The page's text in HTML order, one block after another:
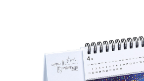
配送毎にNT$65、NT$1,000以上で送料無料
付款後全家取貨
配送毎にNT$65、NT$1,000以上で送料無料